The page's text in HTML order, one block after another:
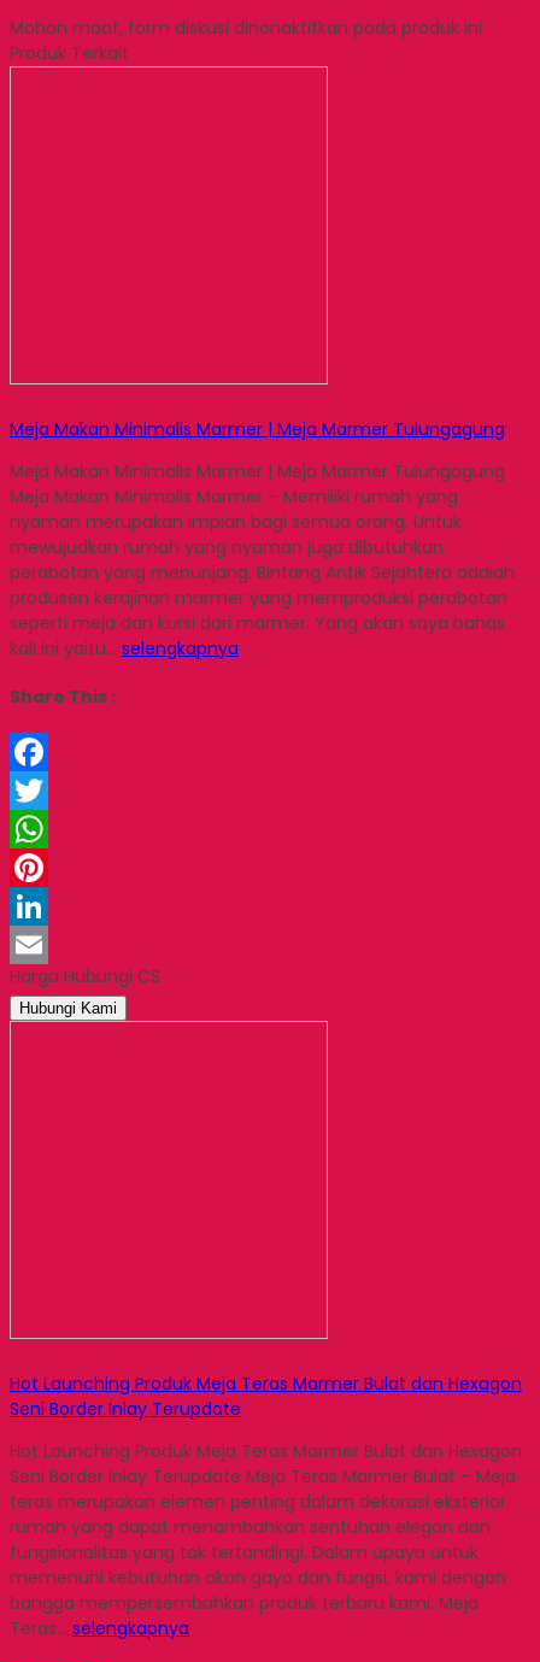
Mohon maaf, form diskusi dinonaktifkan pada produk ini.
Produk Terkait
Meja Makan Minimalis Marmer | Meja Marmer Tulungagung
Meja Makan Minimalis Marmer | Meja Marmer Tulungagung
Meja Makan Minimalis Marmer – Memiliki rumah yang
nyaman merupakan impian bagi semua orang. Untuk
mewujudkan rumah yang nyaman juga dibutuhkan
perabotan yang menunjang. Bintang Antik Sejahtera adalah
produsen kerajinan marmer yang memproduksi perabotan
seperti meja dan kursi dari marmer. Yang akan saya bahas
kali ini yaitu… selengkapnya
Share This :
Facebook
Twitter
WhatsApp
Pinterest
LinkedIn
Email
Harga Hubungi CS
Hubungi Kami
Hot Launching Produk Meja Teras Marmer Bulat dan Hexagon
Seni Border Inlay Terupdate
Hot Launching Produk Meja Teras Marmer Bulat dan Hexagon
Seni Border Inlay Terupdate Meja Teras Marmer Bulat – Meja
teras merupakan elemen penting dalam dekorasi eksterior
rumah yang dapat menambahkan sentuhan elegan dan
fungsionalitas yang tak tertandingi. Dalam upaya untuk
memenuhi kebutuhan akan gaya dan fungsi, kami dengan
bangga mempersembahkan produk terbaru kami: Meja
Teras… selengkapnya